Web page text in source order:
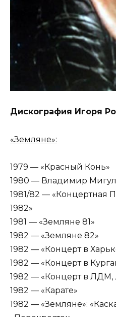
Дискография Игоря
«Земляне»:
1979 — «Красный Конь»
1980 — Владимир
1981/82 — «Концертная
1982»
1981 — «Земляне 81»
1982 — «Земляне 82»
1982 — «Концерт в
1982 — «Концерт в
1982 — «Концерт в ЛДМ,
1982 — «Карате»
1982 — «Земляне»: